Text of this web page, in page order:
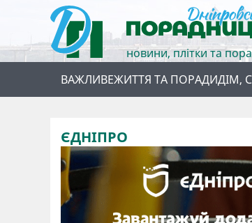
новини, плітки та
ВАЖЛИВЕЖИТТЯ ТА ПОРАДИДІМ,
ЄДНІПРО